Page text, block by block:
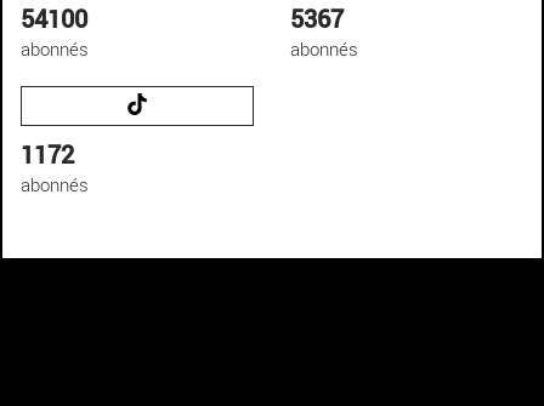
54100
abonnés
5367
abonnés
1172
abonnés